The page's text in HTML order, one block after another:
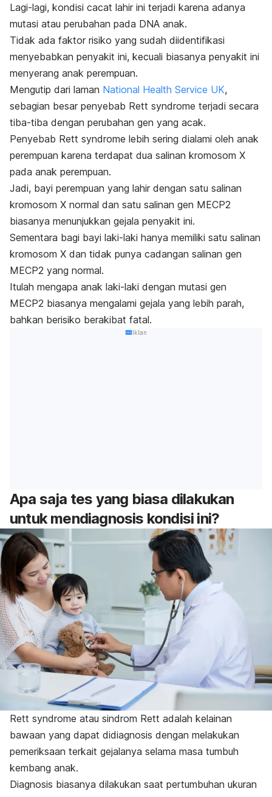
Lagi-lagi, kondisi cacat lahir ini terjadi karena adanya
mutasi atau perubahan pada DNA anak.
Tidak ada faktor risiko yang sudah diidentifikasi
menyebabkan penyakit ini, kecuali biasanya penyakit ini
menyerang anak perempuan.
Mengutip dari laman National Health Service UK,
sebagian besar penyebab Rett syndrome terjadi secara
tiba-tiba dengan perubahan gen yang acak.
Penyebab Rett syndrome lebih sering dialami oleh anak
perempuan karena terdapat dua salinan kromosom X
pada anak perempuan.
Jadi, bayi perempuan yang lahir dengan satu salinan
kromosom X normal dan satu salinan gen MECP2
biasanya menunjukkan gejala penyakit ini.
Sementara bagi bayi laki-laki hanya memiliki satu salinan
kromosom X dan tidak punya cadangan salinan gen
MECP2 yang normal.
Itulah mengapa anak laki-laki dengan mutasi gen
MECP2 biasanya mengalami gejala yang lebih parah,
bahkan berisiko berakibat fatal.
Iklan
Apa saja tes yang biasa dilakukan
untuk mendiagnosis kondisi ini?
Rett syndrome atau sindrom Rett adalah kelainan
bawaan yang dapat didiagnosis dengan melakukan
pemeriksaan terkait gejalanya selama masa tumbuh
kembang anak.
Diagnosis biasanya dilakukan saat pertumbuhan ukuran